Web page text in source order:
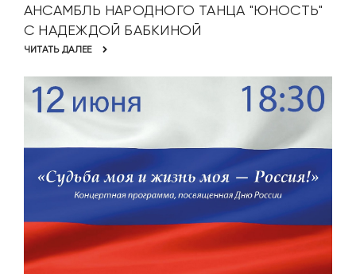
АНСАМБЛЬ НАРОДНОГО ТАНЦА "ЮНОСТЬ"
С НАДЕЖДОЙ БАБКИНОЙ
ЧИТАТЬ ДАЛЕЕ